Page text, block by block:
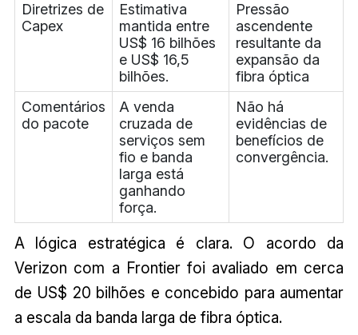
Diretrizes de
Capex
Estimativa
mantida entre
US$ 16 bilhões
e US$ 16,5
bilhões.
Pressão
ascendente
resultante da
expansão da
fibra óptica
Comentários
do pacote
A venda
cruzada de
serviços sem
fio e banda
larga está
ganhando
força.
Não há
evidências de
benefícios de
convergência.
A lógica estratégica é clara. O acordo da
Verizon com a Frontier foi avaliado em cerca
de US$ 20 bilhões e concebido para aumentar
a escala da banda larga de fibra óptica.